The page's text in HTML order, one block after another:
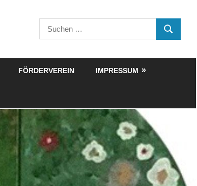
Suchen
nach:
SUCHEN
FÖRDERVEREIN IMPRESSUM